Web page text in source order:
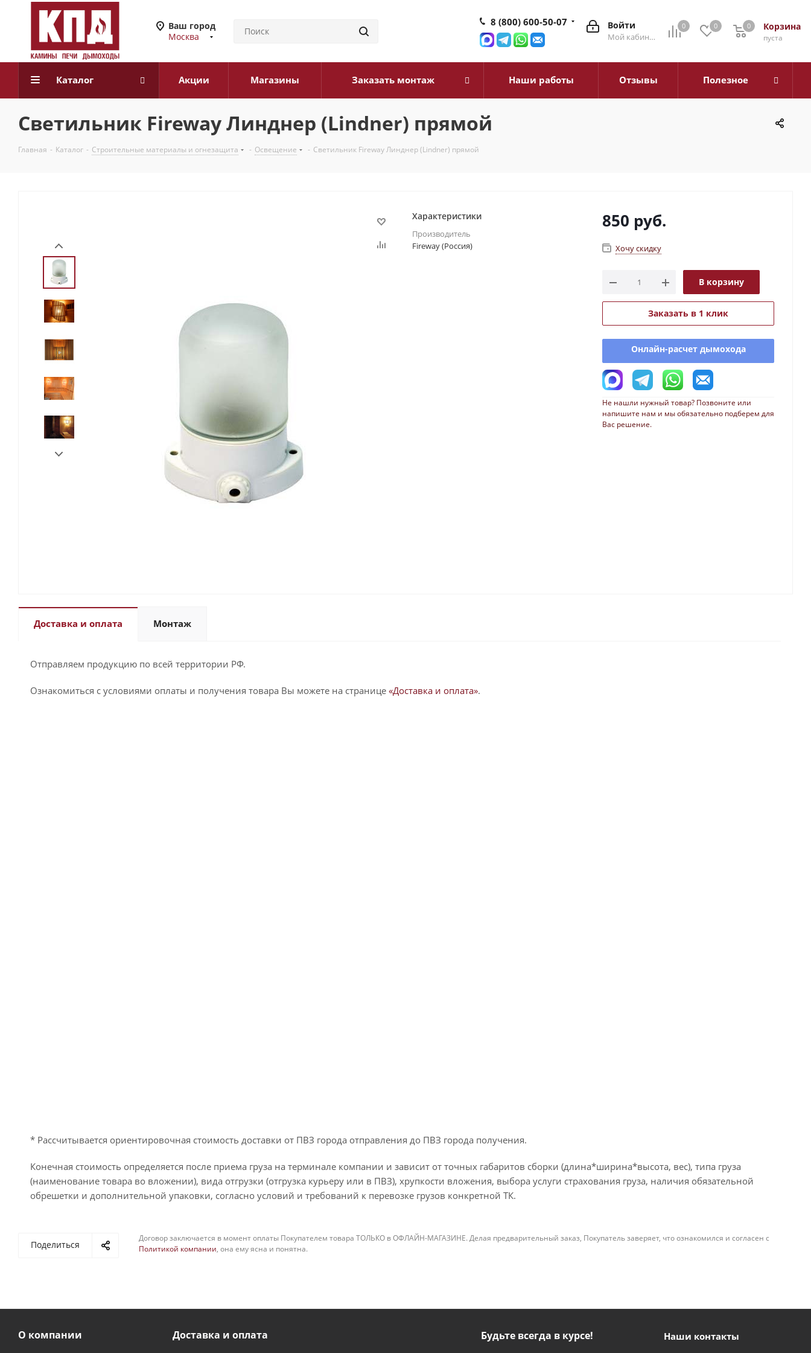
Ваш город
Москва
0 0 Корзина
0
пуста
0
Войти
Мой кабинет
8 (800) 600-50-07
Каталог Акции Магазины Заказать монтаж Наши работы Отзывы Полезное
Светильник Fireway Линднер (Lindner) прямой
Главная - Каталог - Строительные материалы и огнезащита - Освещение - Светильник Fireway Линднер (Lindner) прямой
Характеристики
Производитель
Fireway (Россия)
850 руб.
Хочу скидку
В корзину
Заказать в 1 клик
Онлайн-расчет дымохода
Не нашли нужный товар? Позвоните или
напишите нам и мы обязательно подберем для
Вас решение.
Доставка и оплата Монтаж
Отправляем продукцию по всей территории РФ.
Ознакомиться с условиями оплаты и получения товара Вы можете на странице «Доставка и оплата».
* Рассчитывается ориентировочная стоимость доставки от ПВЗ города отправления до ПВЗ города получения.
Конечная стоимость определяется после приема груза на терминале компании и зависит от точных габаритов сборки (длина*ширина*высота, вес), типа груза
(наименование товара во вложении), вида отгрузки (отгрузка курьеру или в ПВЗ), хрупкости вложения, выбора услуги страхования груза, наличия обязательной
обрешетки и дополнительной упаковки, согласно условий и требований к перевозке грузов конкретной ТК.
Поделиться
Договор заключается в момент оплаты Покупателем товара ТОЛЬКО в ОФЛАЙН-МАГАЗИНЕ. Делая предварительный заказ, Покупатель заверяет, что ознакомился и согласен с
Политикой компании, она ему ясна и понятна.
О компании Доставка и оплата Будьте всегда в курсе! Наши контакты